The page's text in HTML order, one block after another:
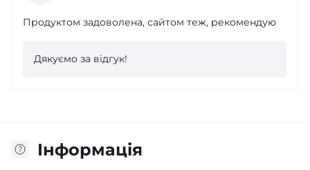
Продуктом задоволена, сайтом теж, рекомендую
Дякуємо за відгук!
Інформація